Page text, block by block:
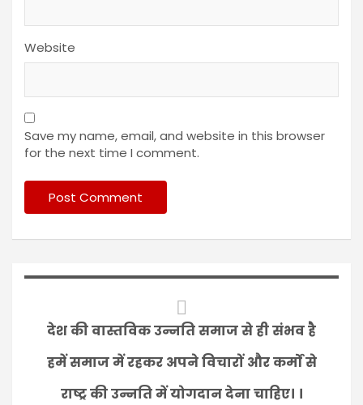
Website
Save my name, email, and website in this browser
for the next time I comment.
देश की वास्तविक उन्नति समाज से ही संभव है
हमें समाज में रहकर अपने विचारों और कर्मों से
राष्ट्र की उन्नति में योगदान देना चाहिए। ।